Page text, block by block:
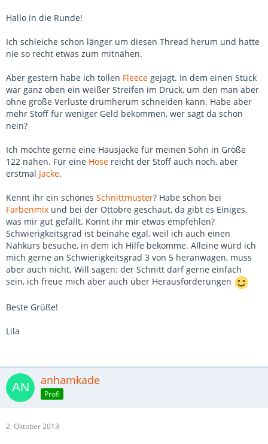
Hallo in die Runde!
Ich schleiche schon länger um diesen Thread herum und hatte
nie so recht etwas zum mitnähen.
Aber gestern habe ich tollen Fleece gejagt. In dem einen Stück
war ganz oben ein weißer Streifen im Druck, um den man aber
ohne große Verluste drumherum schneiden kann. Habe aber
mehr Stoff für weniger Geld bekommen, wer sagt da schon
nein?
Ich möchte gerne eine Hausjacke für meinen Sohn in Größe
122 nähen. Für eine Hose reicht der Stoff auch noch, aber
erstmal Jacke.
Kennt ihr ein schönes Schnittmuster? Habe schon bei
Farbenmix und bei der Ottobre geschaut, da gibt es Einiges,
was mir gut gefällt. Könnt ihr mir etwas empfehlen?
Schwierigkeitsgrad ist beinahe egal, weil ich auch einen
Nähkurs besuche, in dem ich Hilfe bekomme. Alleine würd ich
mich gerne an Schwierigkeitsgrad 3 von 5 heranwagen, muss
aber auch nicht. Will sagen: der Schnitt darf gerne einfach
sein, ich freue mich aber auch über Herausforderungen
Beste Grüße!
Lila
anhamkade
Profi
2. Oktober 2013